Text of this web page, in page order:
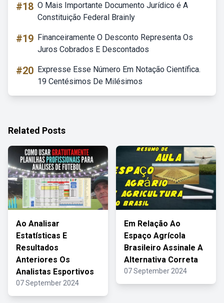
#18 O Mais Importante Documento Jurídico é A
Constituição Federal Brainly
#19 Financeiramente O Desconto Representa Os
Juros Cobrados E Descontados
#20 Expresse Esse Número Em Notação Científica.
19 Centésimos De Milésimos
Related Posts
Ao Analisar
Estatísticas E
Resultados
Anteriores Os
Analistas Esportivos
07 September 2024
Em Relação Ao
Espaço Agrícola
Brasileiro Assinale A
Alternativa Correta
07 September 2024